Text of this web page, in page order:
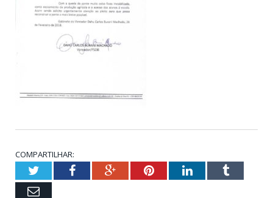
COMPARTILHAR:
TwitterFacebookGoogle+PinterestLinkedInTumblr
Email